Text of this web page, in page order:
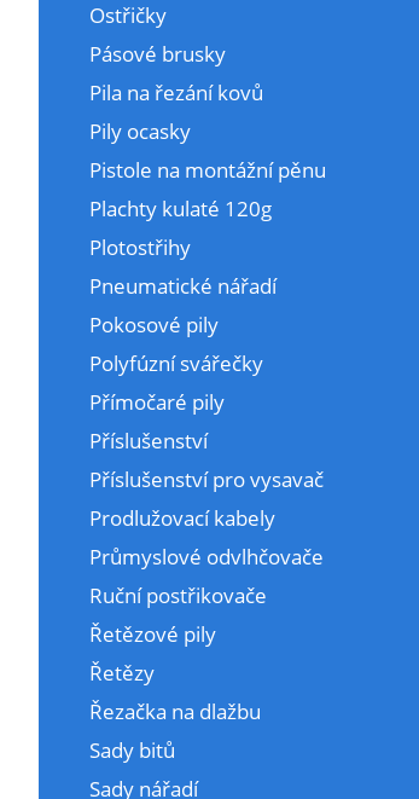
Ostřičky
Pásové brusky
Pila na řezání kovů
Pily ocasky
Pistole na montážní pěnu
Plachty kulaté 120g
Plotostřihy
Pneumatické nářadí
Pokosové pily
Polyfúzní svářečky
Přímočaré pily
Příslušenství
Příslušenství pro vysavač
Prodlužovací kabely
Průmyslové odvlhčovače
Ruční postřikovače
Řetězové pily
Řetězy
Řezačka na dlažbu
Sady bitů
Sady nářadí